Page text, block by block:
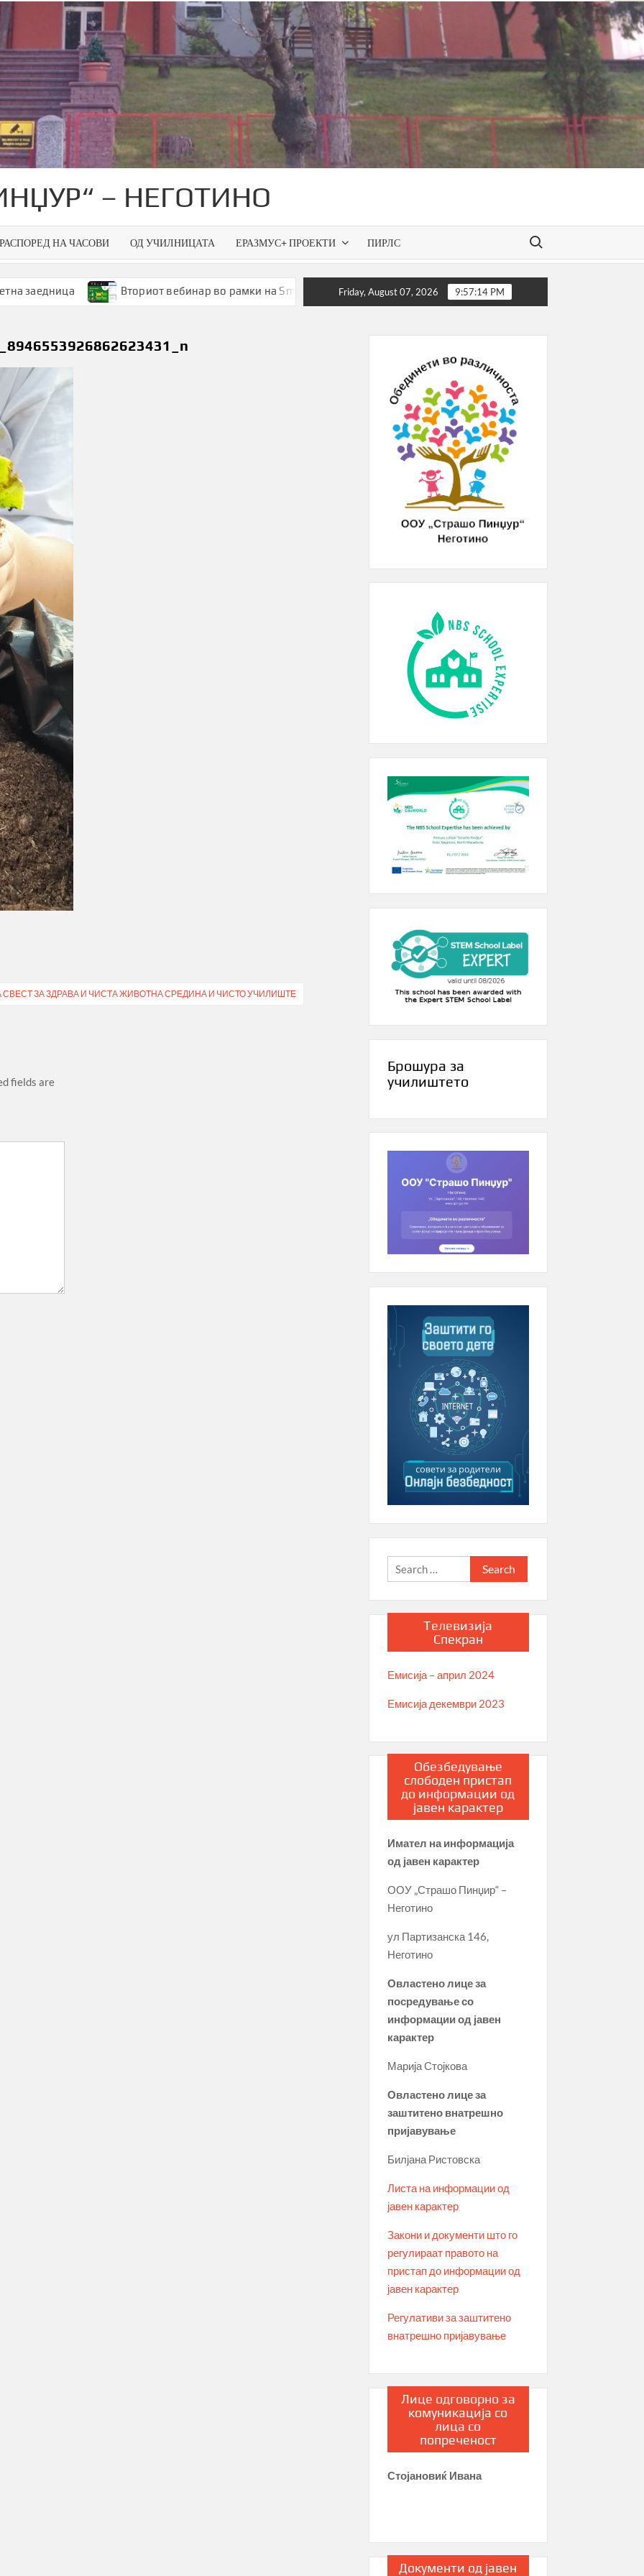
– НЕГОТИНО
РАСПОРЕД НА ЧАСОВИ ОД УЧИЛНИЦАТА ЕРАЗМУС+ ПРОЕКТИ ПИРЛС
Search for:
Вториот вебинар во рамки на Smart Green Spaces – презентирана одобрената програма за слободниот
Friday, August 07, 2026 9:57:15 PM
ЗА ЗДРАВА И ЧИСТА ЖИВОТНА СРЕДИНА И ЧИСТО УЧИЛИШТЕ
fields are
Брошура за
училиштето
Search
for:
Телевизија
Спекран
Емисија – април 2024
Емисија декември 2023
Обезбедување
слободен пристап
до информации од
јавен карактер
Имател на информација
од јавен карактер
ООУ „Страшо Пинџир“ –
Неготино
ул Партизанска 146,
Неготино
Овластено лице за
посредување со
информации од јавен
карактер
Марија Стојкова
Овластено лице за
заштитено внатрешно
пријавување
Билјана Ристовска
Листа на информации од
јавен карактер
Закони и документи што го
регулираат правото на
пристап до информации од
јавен карактер
Регулативи за заштитено
внатрешно пријавување
Лице одговорно за
комуникација со
лица со
попреченост
Стојановиќ Ивана
Документи од јавен